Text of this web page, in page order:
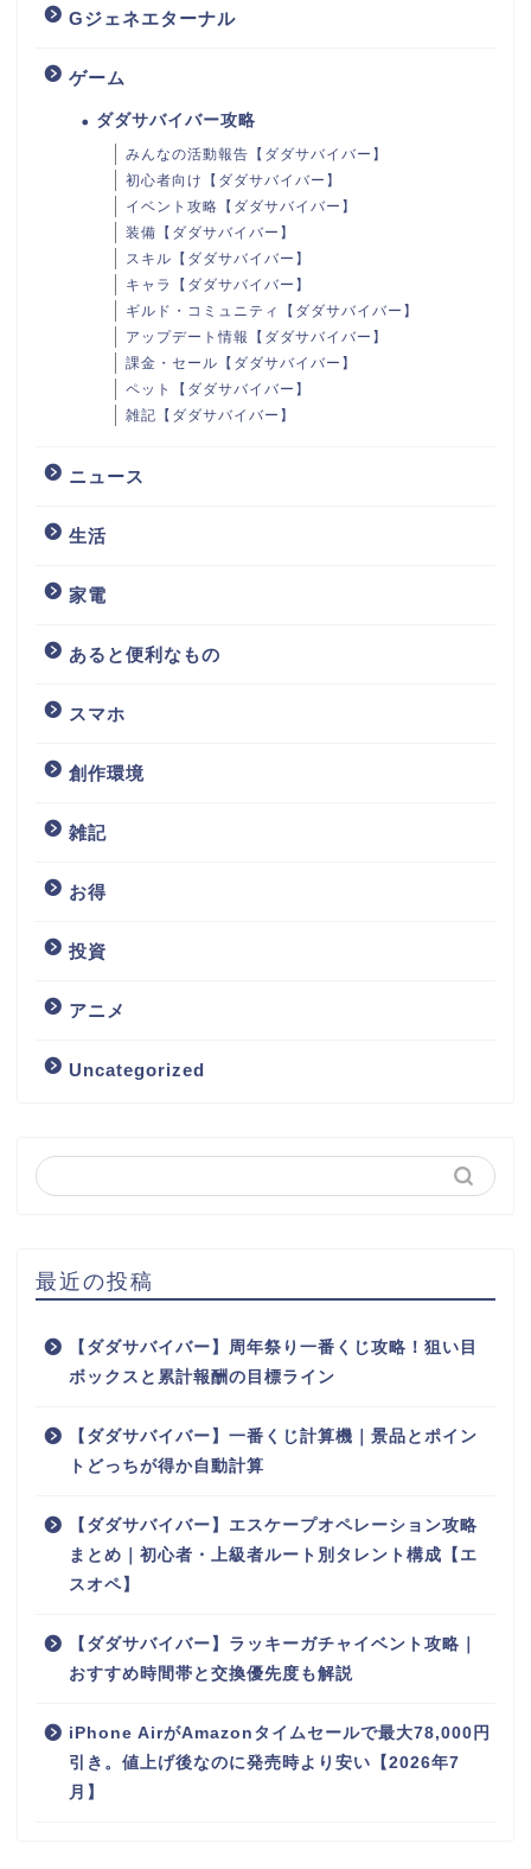
Gジェネエターナル
ゲーム
ダダサバイバー攻略
みんなの活動報告【ダダサバイバー】
初心者向け【ダダサバイバー】
イベント攻略【ダダサバイバー】
装備【ダダサバイバー】
スキル【ダダサバイバー】
キャラ【ダダサバイバー】
ギルド・コミュニティ【ダダサバイバー】
アップデート情報【ダダサバイバー】
課金・セール【ダダサバイバー】
ペット【ダダサバイバー】
雑記【ダダサバイバー】
ニュース
生活
家電
あると便利なもの
スマホ
創作環境
雑記
お得
投資
アニメ
Uncategorized
最近の投稿
【ダダサバイバー】周年祭り一番くじ攻略！狙い目
ボックスと累計報酬の目標ライン
【ダダサバイバー】一番くじ計算機｜景品とポイン
トどっちが得か自動計算
【ダダサバイバー】エスケープオペレーション攻略
まとめ｜初心者・上級者ルート別タレント構成【エ
スオペ】
【ダダサバイバー】ラッキーガチャイベント攻略｜
おすすめ時間帯と交換優先度も解説
iPhone AirがAmazonタイムセールで最大78,000円
引き。値上げ後なのに発売時より安い【2026年7
月】